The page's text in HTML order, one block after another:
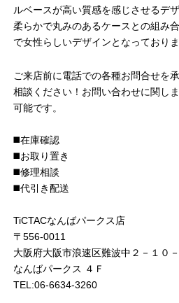
ルベースが高い質感を感じさせるデ
柔らかで丸みのあるケースとの組み
で女性らしいデザインとなっておりま
ご来店前に電話での各種お問合せを
相談ください！お問い合わせに関し
可能です。
◼️在庫確認
◼️お取り置き
◼️修理相談
◼️代引き配送
TiCTACなんばパークス店
〒556-0011
大阪府大阪市浪速区難波中２－１０
なんばパークス ４Ｆ
TEL:06-6634-3260